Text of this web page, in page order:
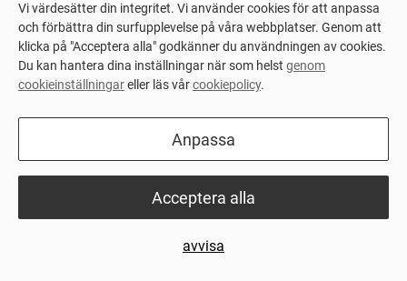
Home>Produktcenter > SVEA Elin (Lina)
Produktblad
Snabb och säker utgödsling under spaltgolv
För mer infomration läs vårt produktdatablad eller
Vi värdesätter din integritet. Vi använder cookies för att anpassa
och förbättra din surfupplevelse på våra webbplatser. Genom att
klicka på "Acceptera alla" godkänner du användningen av cookies.
Du kan hantera dina inställningar när som helst genom
cookieinställningareller läs vårcookiepolicy.
Anpassa
avvisa
Acceptera alla